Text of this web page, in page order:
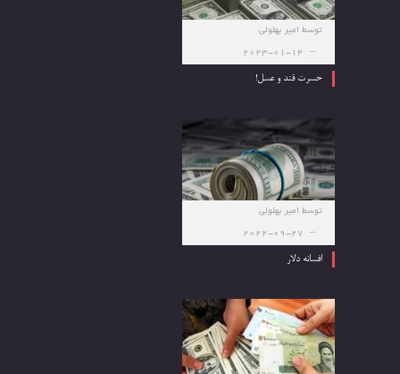
توسط امیر بهلولی
2023-01-14
حسرت قند و عسل!
توسط امیر بهلولی
2022-09-27
افسانه دلار